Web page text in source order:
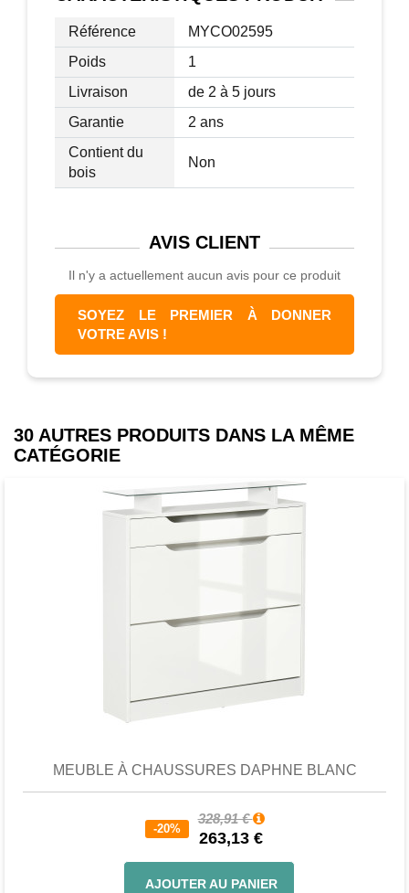
Caractéristiques :
• Portemanteau pourvu de porte-
parapluie
• Design pour une décoration d’intérieur
• Disponible en couleur noire
• Charge maximale recommandée à 30
kg, soit 2 km par patère
• Fait en métal pour une utilisation
• Montage facile grâce à un manuel
Référence
MYCO02595
Poids
1
Livraison
de 2 à 5 jours
Garantie
2 ans
Contient du
bois
Non
AVIS CLIENT
Il n'y a actuellement aucun avis pour ce produit
SOYEZ LE PREMIER À DONNER
VOTRE AVIS !
30 AUTRES PRODUITS DANS LA MÊME
CATÉGORIE
MEUBLE À CHAUSSURES DAPHNE BLANC
-20%
328,91 €
263,13 €
AJOUTER AU PANIER
Favori